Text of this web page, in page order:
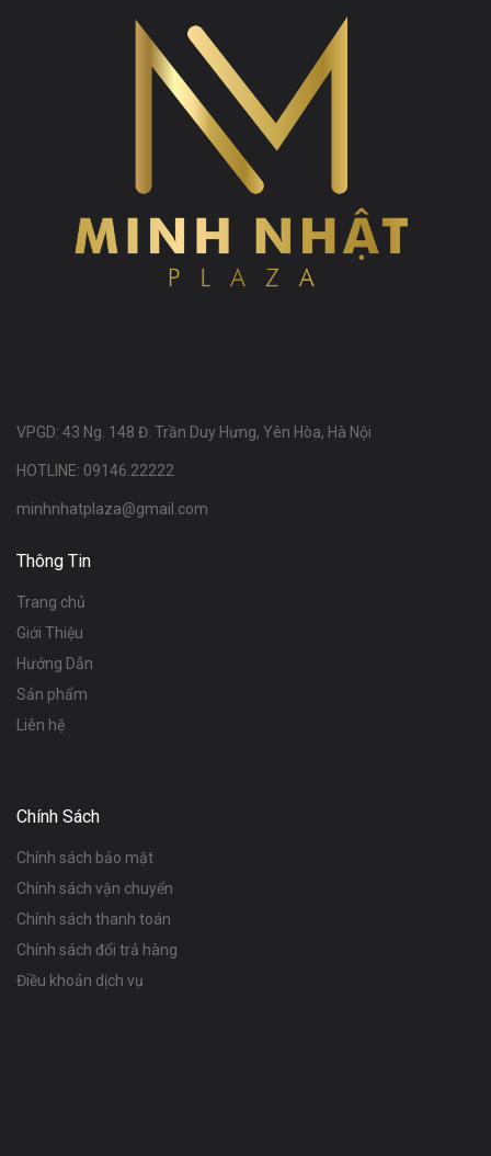
VPGD: 43 Ng. 148 Đ. Trần Duy Hưng, Yên Hòa, Hà Nội
HOTLINE: 09146.22222
minhnhatplaza@gmail.com
Thông Tin
Trang chủ
Giới Thiệu
Hướng Dẫn
Sản phẩm
Liên hệ
Chính Sách
Chính sách bảo mật
Chính sách vận chuyển
Chính sách thanh toán
Chính sách đổi trả hàng
Điều khoản dịch vụ